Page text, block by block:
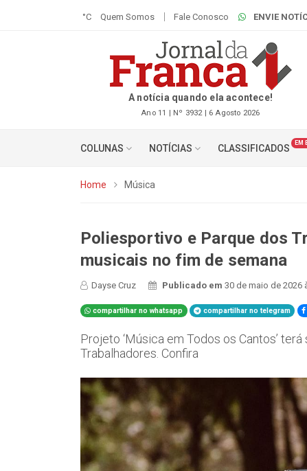
°C Quem Somos Fale Conosco ENVIE
A notícia quando ela acontece!
Ano 11 | Nº 3932 | 6 Agosto 2026
COLUNAS NOTÍCIAS CLASSIFICADOS EM
Home Música
Poliesportivo e Parque dos
musicais no fim de semana
Dayse Cruz Publicado em30 de maio de 2026
compartilhar no whatsapp compartilhar no telegram
Projeto ‘Música em Todos os Cantos’
Trabalhadores. Confira